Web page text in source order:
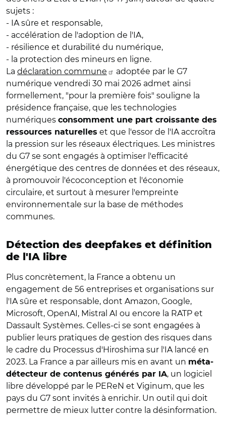
sujets :
- IA sûre et responsable,
- accélération de l'adoption de l'IA,
- résilience et durabilité du numérique,
- la protection des mineurs en ligne.
La déclaration commune
adoptée par le G7
numérique vendredi 30 mai 2026 admet ainsi
formellement, "pour la première fois" souligne la
présidence française, que les technologies
numériques consomment une part croissante des
ressources naturelles et que l'essor de l'IA accroîtra
la pression sur les réseaux électriques. Les ministres
du G7 se sont engagés à optimiser l'efficacité
énergétique des centres de données et des réseaux,
à promouvoir l'écoconception et l'économie
circulaire, et surtout à mesurer l'empreinte
environnementale sur la base de méthodes
communes.
Détection des deepfakes et définition
de l'IA libre
Plus concrètement, la France a obtenu un
engagement de 56 entreprises et organisations sur
l'IA sûre et responsable, dont Amazon, Google,
Microsoft, OpenAI, Mistral AI ou encore la RATP et
Dassault Systèmes. Celles-ci se sont engagées à
publier leurs pratiques de gestion des risques dans
le cadre du Processus d'Hiroshima sur l'IA lancé en
2023. La France a par ailleurs mis en avant un méta-
détecteur de contenus générés par IA, un logiciel
libre développé par le PEReN et Viginum, que les
pays du G7 sont invités à enrichir. Un outil qui doit
permettre de mieux lutter contre la désinformation.